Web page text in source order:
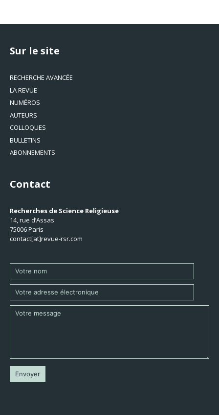
Sur le site
RECHERCHE AVANCÉE
LA REVUE
NUMÉROS
AUTEURS
COLLOQUES
BULLETINS
ABONNEMENTS
Contact
Recherches de Science Religieuse
14, rue d’Assas
75006 Paris
contact[at]revue-rsr.com